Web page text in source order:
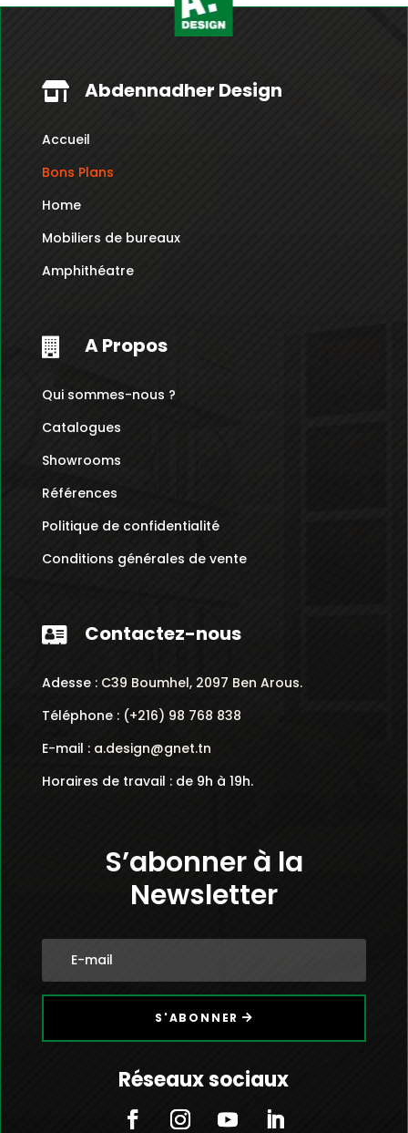
 Abdennadher Design
Accueil
Bons Plans
Home
Mobiliers de bureaux
Amphithéatre
 A Propos
Qui sommes-nous ?
Catalogues
Showrooms
Références
Politique de confidentialité
Conditions générales de vente
 Contactez-nous
Adesse : C39 Boumhel, 2097 Ben Arous.
Téléphone :(+216) 98 768 838
E-mail : a.design@gnet.tn
Horaires de travail : de 9h à 19h.
S’abonner à la
Newsletter
S'ABONNER
Réseaux sociaux